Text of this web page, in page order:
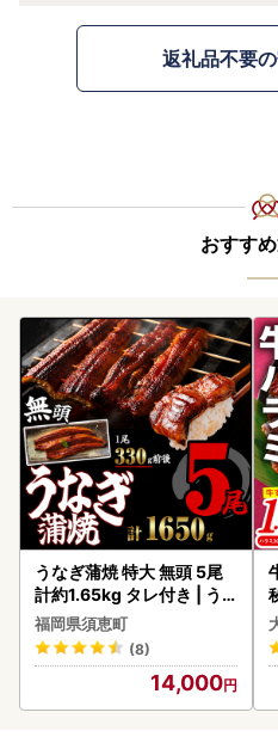
返礼品不要
おすす
うなぎ蒲焼 特大 無頭 5尾
計約1.65kg タレ付き | う
なぎ蒲焼
福岡県須恵町
(8)
14,000